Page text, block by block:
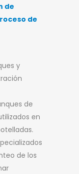
de
de
y
de
en
de los